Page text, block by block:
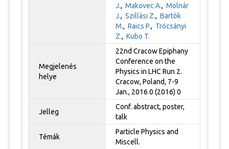
J.,Makovec A.,Molnár
J.,Szillási Z.,Bartók
M.,Raics P., Trócsányi
Z.,Kubo T.
Megjelenés
helye
22nd Cracow Epiphany
Conference on the
Physics in LHC Run 2.
Cracow, Poland, 7-9
Jan., 2016 0 (2016) 0
Jelleg
Conf. abstract, poster,
talk
Témák
Particle Physics and
Miscell.